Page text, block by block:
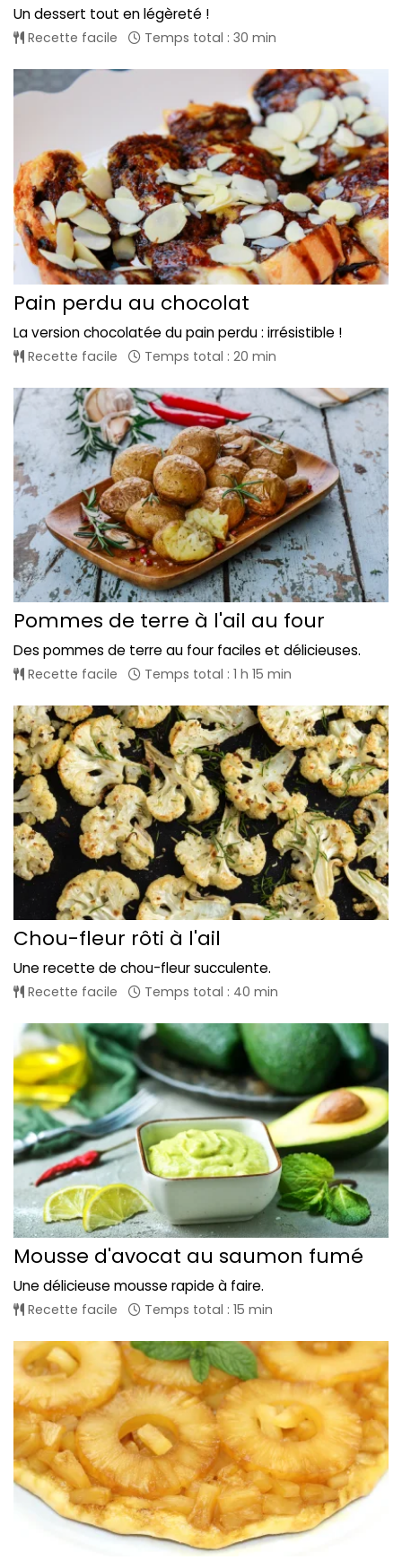
Un dessert tout en légèreté !
Recette facile Temps total : 30 min
Pain perdu au chocolat
La version chocolatée du pain perdu : irrésistible !
Recette facile Temps total : 20 min
Pommes de terre à l'ail au four
Des pommes de terre au four faciles et délicieuses.
Recette facile Temps total : 1 h 15 min
Chou-fleur rôti à l'ail
Une recette de chou-fleur succulente.
Recette facile Temps total : 40 min
Mousse d'avocat au saumon fumé
Une délicieuse mousse rapide à faire.
Recette facile Temps total : 15 min